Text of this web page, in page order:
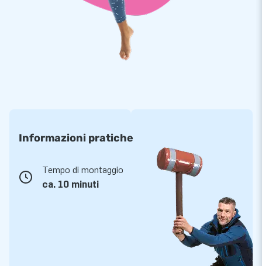
Informazioni pratiche
Tempo di montaggio
ca. 10 minuti